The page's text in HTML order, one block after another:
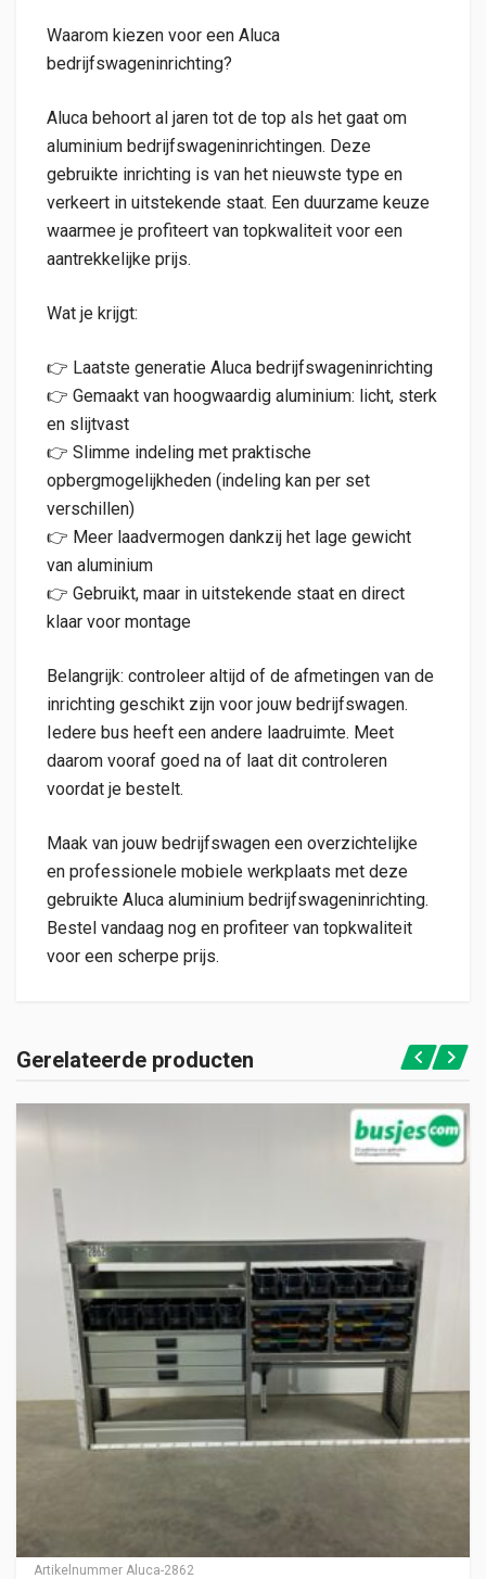
Waarom kiezen voor een Aluca
bedrijfswageninrichting?
Aluca behoort al jaren tot de top als het gaat om
aluminium bedrijfswageninrichtingen. Deze
gebruikte inrichting is van het nieuwste type en
verkeert in uitstekende staat. Een duurzame keuze
waarmee je profiteert van topkwaliteit voor een
aantrekkelijke prijs.
Wat je krijgt:
👉 Laatste generatie Aluca bedrijfswageninrichting
👉 Gemaakt van hoogwaardig aluminium: licht, sterk
en slijtvast
👉 Slimme indeling met praktische
opbergmogelijkheden (indeling kan per set
verschillen)
👉 Meer laadvermogen dankzij het lage gewicht
van aluminium
👉 Gebruikt, maar in uitstekende staat en direct
klaar voor montage
Belangrijk: controleer altijd of de afmetingen van de
inrichting geschikt zijn voor jouw bedrijfswagen.
Iedere bus heeft een andere laadruimte. Meet
daarom vooraf goed na of laat dit controleren
voordat je bestelt.
Maak van jouw bedrijfswagen een overzichtelijke
en professionele mobiele werkplaats met deze
gebruikte Aluca aluminium bedrijfswageninrichting.
Bestel vandaag nog en profiteer van topkwaliteit
voor een scherpe prijs.
Gerelateerde producten
Artikelnummer Aluca-2862